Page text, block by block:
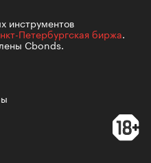
инструментов
Петербургская биржа.
Cbonds.